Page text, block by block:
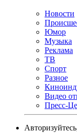
Новости
Юмор
Музыка
Реклама
ТВ
Спорт
Разное
Видео
Пресс-